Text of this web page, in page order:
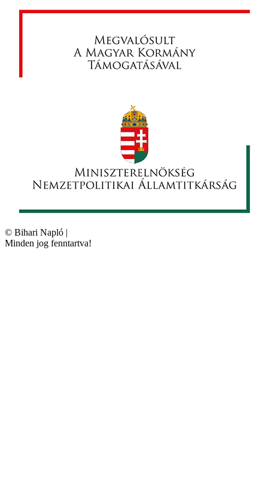
© Bihari Napló |
Minden jog fenntartva!